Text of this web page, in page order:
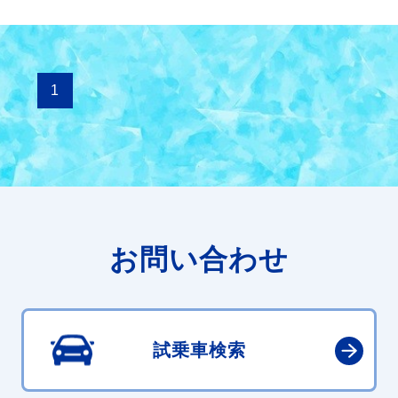
1
お問い合わせ
試乗車検索